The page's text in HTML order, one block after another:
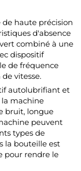
haute précision
d'absence
combiné à une
dispositif
de fréquence
vitesse.
autolubrifiant et
machine
bruit, longue
peuvent
types de
la bouteille est
pour rendre le